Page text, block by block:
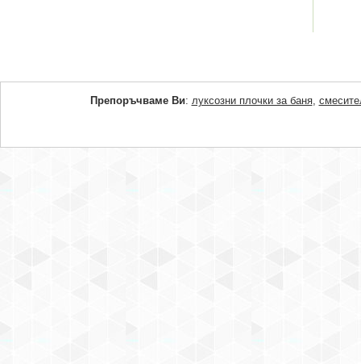
Препоръчваме Ви: луксозни плочки за баня,